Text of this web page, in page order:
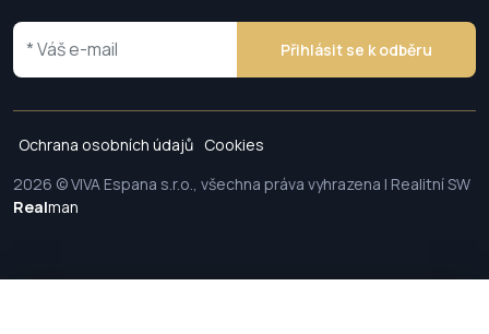
Přihlásit se k odběru
Ochrana osobních údajů Cookies
2026 © VIVA Espana s.r.o., všechna práva vyhrazena | Realitní SW
Realman